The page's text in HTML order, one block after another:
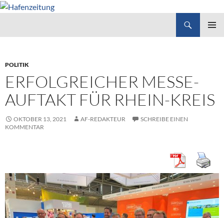
POLITIK
ERFOLGREICHER MESSE-
AUFTAKT FÜR RHEIN-KREIS
OKTOBER 13, 2021 AF-REDAKTEUR
SCHREIBE EINEN
KOMMENTAR